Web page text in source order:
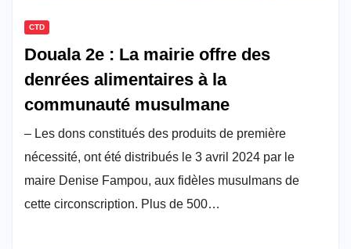
CTD
Douala 2e : La mairie offre des
denrées alimentaires à la
communauté musulmane
– Les dons constitués des produits de première
nécessité, ont été distribués le 3 avril 2024 par le
maire Denise Fampou, aux fidèles musulmans de
cette circonscription. Plus de 500…